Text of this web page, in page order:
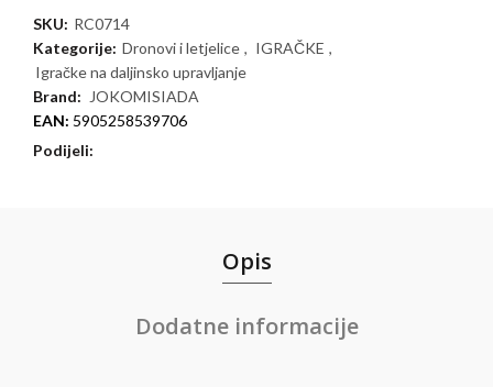
SKU: RC0714
Kategorije: Dronovi i letjelice , IGRAČKE ,
Igračke na daljinsko upravljanje
Brand:
JOKOMISIADA
EAN: 5905258539706
Podijeli
Opis
Dodatne informacije